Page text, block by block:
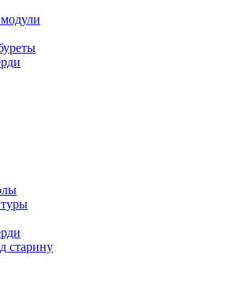
старину